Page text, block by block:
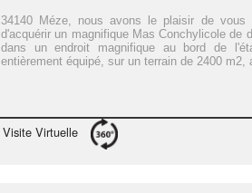
34140 Méze, nous avons le plaisir de vous
d'acquérir un magnifique Mas Conchylicole de
dans un endroit magnifique au bord de
entièrement équipé, sur un terrain de 2400 m2,
Visite Virtuelle